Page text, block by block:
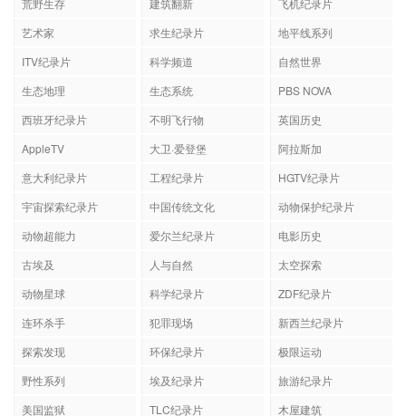
荒野生存
建筑翻新
飞机纪录片
艺术家
求生纪录片
地平线系列
ITV纪录片
科学频道
自然世界
生态地理
生态系统
PBS NOVA
西班牙纪录片
不明飞行物
英国历史
AppleTV
大卫·爱登堡
阿拉斯加
意大利纪录片
工程纪录片
HGTV纪录片
宇宙探索纪录片
中国传统文化
动物保护纪录片
动物超能力
爱尔兰纪录片
电影历史
古埃及
人与自然
太空探索
动物星球
科学纪录片
ZDF纪录片
连环杀手
犯罪现场
新西兰纪录片
探索发现
环保纪录片
极限运动
野性系列
埃及纪录片
旅游纪录片
美国监狱
TLC纪录片
木屋建筑